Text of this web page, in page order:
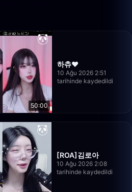
50:00
하츄♥
10 Ağu 2026 2:51
tarihinde kaydedildi
[ROA]김로아
10 Ağu 2026 2:08
tarihinde kaydedildi